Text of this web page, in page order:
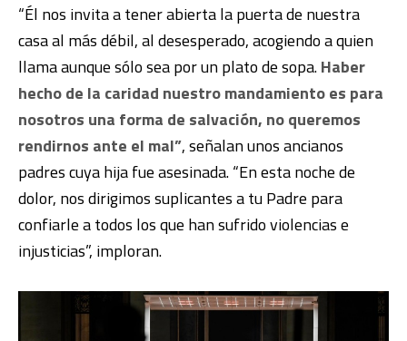
“Él nos invita a tener abierta la puerta de nuestra
casa al más débil, al desesperado, acogiendo a quien
llama aunque sólo sea por un plato de sopa.Haber
hecho de la caridad nuestro mandamiento es para
nosotros una forma de salvación, no queremos
rendirnos ante el mal”, señalan unos ancianos
padres cuya hija fue asesinada. “En esta noche de
dolor, nos dirigimos suplicantes a tu Padre para
confiarle a todos los que han sufrido violencias e
injusticias”, imploran.